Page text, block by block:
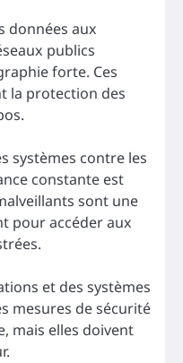
données aux
publics
forte. Ces
la protection des
systèmes contre les
constante est
sont une
pour accéder aux
et des systèmes
mesures de sécurité
mais elles doivent